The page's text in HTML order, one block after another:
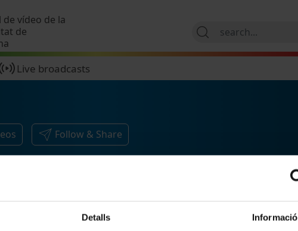
Detalls Informació
de vídeo de la
de
Live broadcasts
Follow & Share